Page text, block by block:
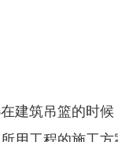
建筑吊篮的时